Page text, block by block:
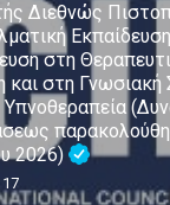
Διεθνώς
στη
στη Γνωσιακή
Υπνοθεραπεία
2026)